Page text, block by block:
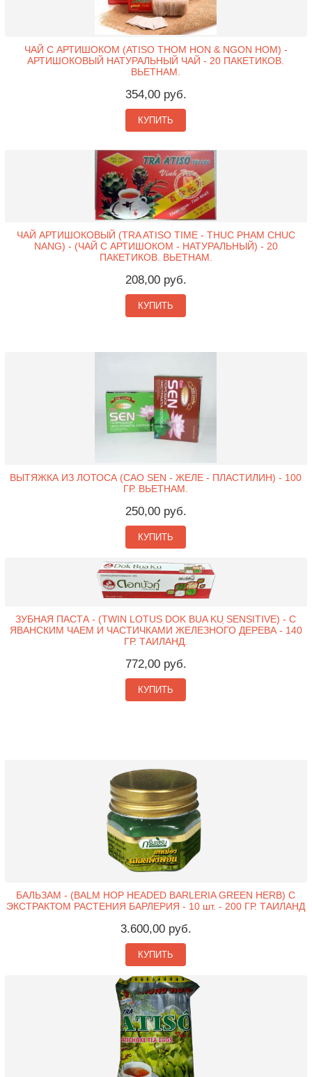
ЧАЙ С АРТИШОКОМ (ATISO THOM HON & NGON HOM) -
АРТИШОКОВЫЙ НАТУРАЛЬНЫЙ ЧАЙ - 20 ПАКЕТИКОВ.
ВЬЕТНАМ.
354,00 руб.
КУПИТЬ
ЧАЙ АРТИШОКОВЫЙ (TRA ATISO TIME - THUC PHAM CHUC
NANG) - (ЧАЙ С АРТИШОКОМ - НАТУРАЛЬНЫЙ) - 20
ПАКЕТИКОВ. ВЬЕТНАМ.
208,00 руб.
КУПИТЬ
ВЫТЯЖКА ИЗ ЛОТОСА (CAO SEN - ЖЕЛЕ - ПЛАСТИЛИН) - 100
ГР. ВЬЕТНАМ.
250,00 руб.
КУПИТЬ
ЗУБНАЯ ПАСТА - (TWIN LOTUS DOK BUA KU ̣SENSITIVE) - С
ЯВАНСКИМ ЧАЕМ И ЧАСТИЧКАМИ ЖЕЛЕЗНОГО ДЕРЕВА - 140
ГР. ТАИЛАНД.
772,00 руб.
КУПИТЬ
БАЛЬЗАМ - (BALM HOP HEADED BARLERIA GREEN HERB) С
ЭКСТРАКТОМ РАСТЕНИЯ БАРЛЕРИЯ - 10 шт. - 200 ГР. ТАИЛАНД
3.600,00 руб.
КУПИТЬ